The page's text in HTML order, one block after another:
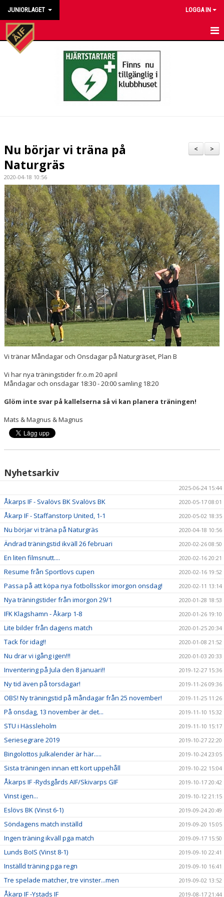
JUNIORLAGET LOGGA IN
HEM
DOKUMENT
KONTAKT
>
<
Nu börjar vi träna på
Naturgräs
2020-04-18 10:56
Vi tränar Måndagar och Onsdagar på Naturgräset, Plan B
Vi har nya träningstider fr.o.m 20 april
Måndagar och onsdagar 18:30 - 20:00 samling 18:20
Glöm inte svar på kallelserna så vi kan planera träningen!
Mats & Magnus & Magnus
Nyhetsarkiv
2025-06-24 15:44
Åkarps IF - Svalövs BK Svalövs BK 2020-05-17 08:01
Åkarp IF - Staffanstorp United, 1-1 2020-05-02 18:35
Nu börjar vi träna på Naturgräs 2020-04-18 10:56
Ändrad träningstid ikväll 26 februari 2020-02-26 08:50
En liten filmsnutt.... 2020-02-16 20:21
Resume från Sportlovs cupen 2020-02-16 19:52
Passa på att köpa nya fotbollsskor imorgon onsdag! 2020-02-11 13:14
Nya träningstider från imorgon 29/1 2020-01-28 18:53
IFK Klagshamn - Åkarp 1-8 2020-01-26 19:10
Lite bilder från dagens match 2020-01-25 20:34
Tack för idag!! 2020-01-08 21:52
Nu drar vi igång igen!!! 2020-01-03 20:33
Inventering på Jula den 8 januari!! 2019-12-27 15:36
Ny tid även på torsdagar! 2019-11-26 09:36
OBS! Ny träningstid på måndagar från 25 november! 2019-11-25 11:26
På onsdag, 13 november är det... 2019-11-10 15:32
STU i Hässleholm 2019-11-10 15:17
Seriesegrare 2019 2019-10-27 22:20
Bingolottos julkalender är här..... 2019-10-24 23:05
Sista träningen innan ett kort uppehåll 2019-10-22 15:04
Åkarps IF -Rydsgårds AIF/Skivarps GIF 2019-10-17 20:42
Vinst igen... 2019-10-12 21:15
Eslövs BK (Vinst 6-1) 2019-09-24 20:49
Söndagens match inställd 2019-09-20 15:05
Ingen träning ikväll pga match 2019-09-17 15:50
Lunds BoIS (Vinst 8-1) 2019-09-10 22:41
Inställd träning pga regn 2019-09-10 16:41
Tre spelade matcher, tre vinster...men 2019-09-02 13:52
Åkarp IF -Ystads IF 2019-08-17 21:44